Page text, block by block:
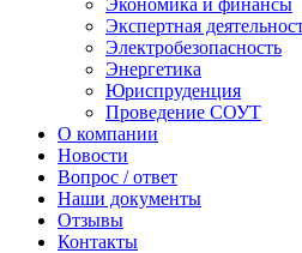
Экономика и финансы
Экспертная
Электробезопасность
Энергетика
Юриспруденция
Проведение СОУТ
О компании
Новости
Вопрос / ответ
Наши документы
Отзывы
Контакты